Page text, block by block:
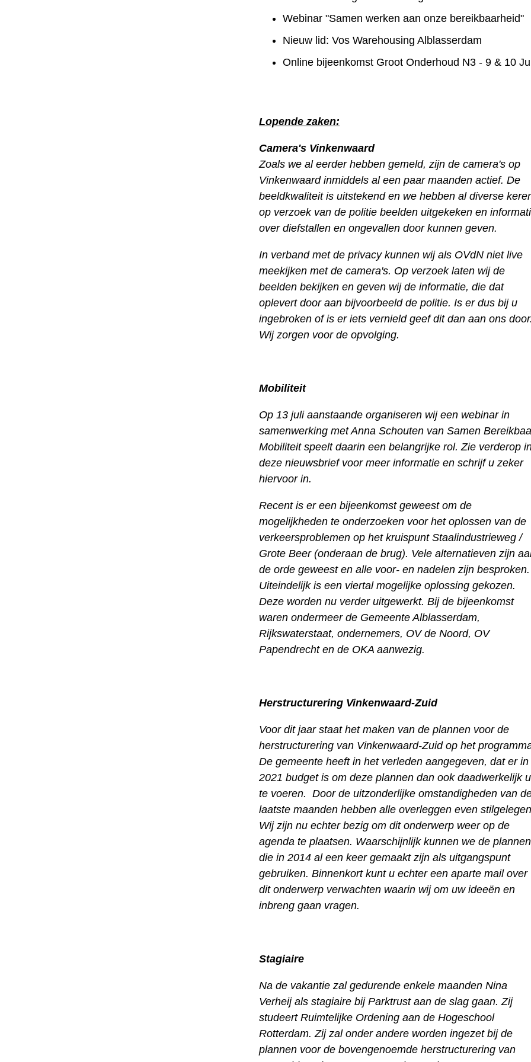
Webinar "Samen werken aan onze bereikbaarheid"
Nieuw lid: Vos Warehousing Alblasserdam
Online bijeenkomst Groot Onderhoud N3 - 9 & 10
Lopende zaken:
Camera's Vinkenwaard
Zoals we al eerder hebben gemeld, zijn de camera's op
Vinkenwaard inmiddels al een paar maanden actief. De
beeldkwaliteit is uitstekend en we hebben al diverse
op verzoek van de politie beelden uitgekeken en
over diefstallen en ongevallen door kunnen geven.
In verband met de privacy kunnen wij als OVdN niet live
meekijken met de camera's. Op verzoek laten wij de
beelden bekijken en geven wij de informatie, die dat
oplevert door aan bijvoorbeeld de politie. Is er dus bij u
ingebroken of is er iets vernield geef dit dan aan ons door.
Wij zorgen voor de opvolging.
Mobiliteit
Op 13 juli aanstaande organiseren wij een webinar in
samenwerking met Anna Schouten van Samen
Mobiliteit speelt daarin een belangrijke rol. Zie verderop
deze nieuwsbrief voor meer informatie en schrijf u zeker
hiervoor in.
Recent is er een bijeenkomst geweest om de
mogelijkheden te onderzoeken voor het oplossen van de
verkeersproblemen op het kruispunt Staalindustrieweg /
Grote Beer (onderaan de brug). Vele alternatieven zijn
de orde geweest en alle voor- en nadelen zijn besproken.
Uiteindelijk is een viertal mogelijke oplossing gekozen.
Deze worden nu verder uitgewerkt. Bij de bijeenkomst
waren ondermeer de Gemeente Alblasserdam,
Rijkswaterstaat, ondernemers, OV de Noord, OV
Papendrecht en de OKA aanwezig.
Herstructurering Vinkenwaard-Zuid
Voor dit jaar staat het maken van de plannen voor de
herstructurering van Vinkenwaard-Zuid op het
De gemeente heeft in het verleden aangegeven, dat er in
2021 budget is om deze plannen dan ook daadwerkelijk
te voeren. Door de uitzonderlijke omstandigheden van
laatste maanden hebben alle overleggen even
Wij zijn nu echter bezig om dit onderwerp weer op de
agenda te plaatsen. Waarschijnlijk kunnen we de plannen
die in 2014 al een keer gemaakt zijn als uitgangspunt
gebruiken. Binnenkort kunt u echter een aparte mail over
dit onderwerp verwachten waarin wij om uw ideeën en
inbreng gaan vragen.
Stagiaire
Na de vakantie zal gedurende enkele maanden Nina
Verheij als stagiaire bij Parktrust aan de slag gaan. Zij
studeert Ruimtelijke Ordening aan de Hogeschool
Rotterdam. Zij zal onder andere worden ingezet bij de
plannen voor de bovengenoemde herstructurering van